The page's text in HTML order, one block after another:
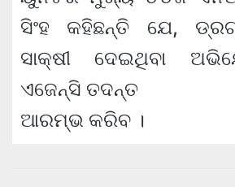
ସିଂହ କହିଛନ୍ତି ଯେ,
ସାକ୍ଷୀ ଦେଇଥିବା
ଏଜେନ୍ସି ତଦନ୍ତ
ଆରମ୍ଭ କରିବ ।